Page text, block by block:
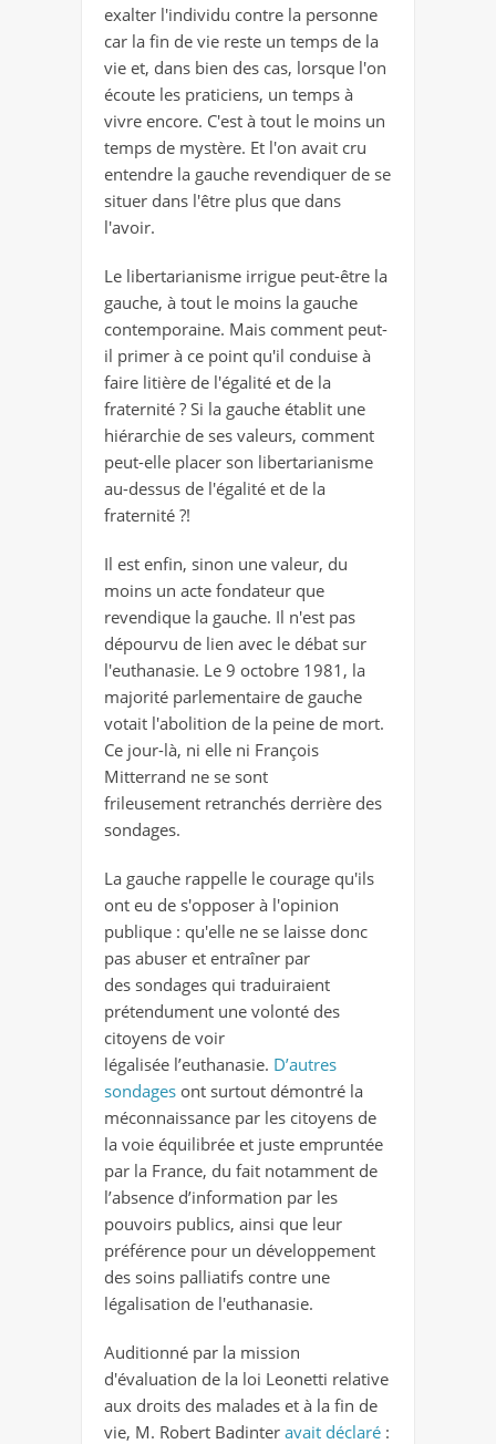
exalter l'individu contre la personne
car la fin de vie reste un temps de la
vie et, dans bien des cas, lorsque l'on
écoute les praticiens, un temps à
vivre encore. C'est à tout le moins un
temps de mystère. Et l'on avait cru
entendre la gauche revendiquer de se
situer dans l'être plus que dans
l'avoir.
Le libertarianisme irrigue peut-être la
gauche, à tout le moins la gauche
contemporaine. Mais comment peut-
il primer à ce point qu'il conduise à
faire litière de l'égalité et de la
fraternité ? Si la gauche établit une
hiérarchie de ses valeurs, comment
peut-elle placer son libertarianisme
au-dessus de l'égalité et de la
fraternité ?!
Il est enfin, sinon une valeur, du
moins un acte fondateur que
revendique la gauche. Il n'est pas
dépourvu de lien avec le débat sur
l'euthanasie. Le 9 octobre 1981, la
majorité parlementaire de gauche
votait l'abolition de la peine de mort.
Ce jour-là, ni elle ni François
Mitterrand ne se sont
frileusement retranchés derrière des
sondages.
La gauche rappelle le courage qu'ils
ont eu de s'opposer à l'opinion
publique : qu'elle ne se laisse donc
pas abuser et entraîner par
des sondages qui traduiraient
prétendument une volonté des
citoyens de voir
légalisée l’euthanasie. D’autres
sondages ont surtout démontré la
méconnaissance par les citoyens de
la voie équilibrée et juste empruntée
par la France, du fait notamment de
l’absence d’information par les
pouvoirs publics, ainsi que leur
préférence pour un développement
des soins palliatifs contre une
légalisation de l'euthanasie.
Auditionné par la mission
d'évaluation de la loi Leonetti relative
aux droits des malades et à la fin de
vie, M. Robert Badinter avait déclaré :